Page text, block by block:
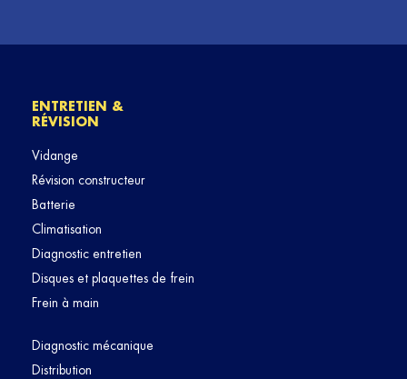
ENTRETIEN &
RÉVISION
Vidange
Révision constructeur
Batterie
Climatisation
Diagnostic entretien
Disques et plaquettes de frein
Frein à main
Diagnostic mécanique
Distribution